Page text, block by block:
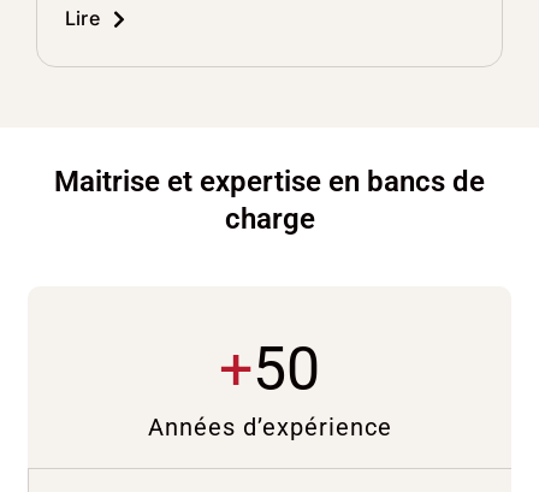
Lire
Maitrise et expertise en bancs de
charge
+50
Années d’expérience